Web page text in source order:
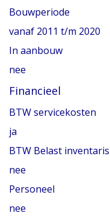
Bouwperiode
vanaf 2011 t/m 2020
In aanbouw
nee
Financieel
BTW servicekosten
ja
BTW Belast
nee
Personeel
nee